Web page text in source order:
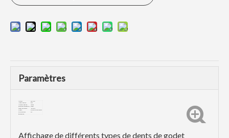
Paramètres
Numéro de pièce :
E320
Processus de production:
Forger
Couleur:
Gris-noir ou personnalisé
Affichage de différents types de dents de godet